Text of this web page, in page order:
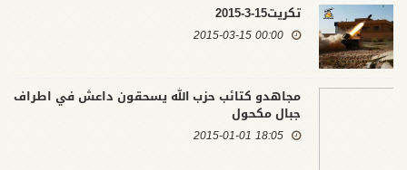
تكريت15-3-2015
00:00 2015-03-15
مجاهدو كتائب حزب الله يسحقون داعش في اطراف
جبال مكحول
18:05 2015-01-01